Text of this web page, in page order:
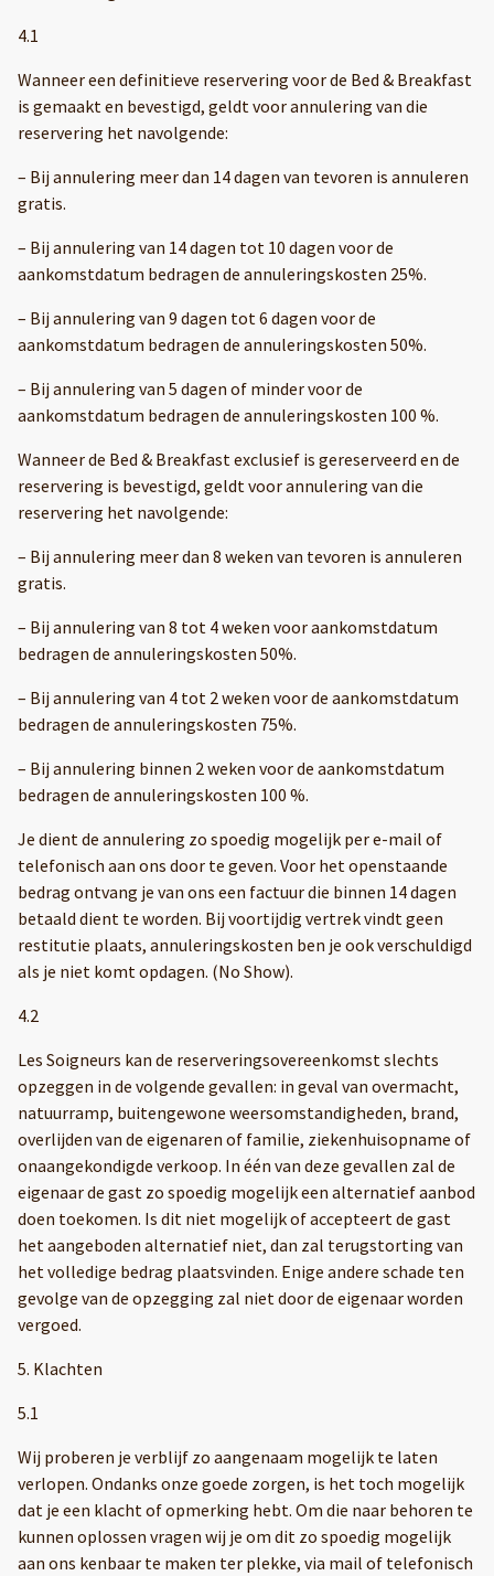
4.1
Wanneer een definitieve reservering voor de Bed & Breakfast
is gemaakt en bevestigd, geldt voor annulering van die
reservering het navolgende:
– Bij annulering meer dan 14 dagen van tevoren is annuleren
gratis.
– Bij annulering van 14 dagen tot 10 dagen voor de
aankomstdatum bedragen de annuleringskosten 25%.
– Bij annulering van 9 dagen tot 6 dagen voor de
aankomstdatum bedragen de annuleringskosten 50%.
– Bij annulering van 5 dagen of minder voor de
aankomstdatum bedragen de annuleringskosten 100 %.
Wanneer de Bed & Breakfast exclusief is gereserveerd en de
reservering is bevestigd, geldt voor annulering van die
reservering het navolgende:
– Bij annulering meer dan 8 weken van tevoren is annuleren
gratis.
– Bij annulering van 8 tot 4 weken voor aankomstdatum
bedragen de annuleringskosten 50%.
– Bij annulering van 4 tot 2 weken voor de aankomstdatum
bedragen de annuleringskosten 75%.
– Bij annulering binnen 2 weken voor de aankomstdatum
bedragen de annuleringskosten 100 %.
Je dient de annulering zo spoedig mogelijk per e-mail of
telefonisch aan ons door te geven. Voor het openstaande
bedrag ontvang je van ons een factuur die binnen 14 dagen
betaald dient te worden. Bij voortijdig vertrek vindt geen
restitutie plaats, annuleringskosten ben je ook verschuldigd
als je niet komt opdagen. (No Show).
4.2
Les Soigneurs kan de reserveringsovereenkomst slechts
opzeggen in de volgende gevallen: in geval van overmacht,
natuurramp, buitengewone weersomstandigheden, brand,
overlijden van de eigenaren of familie, ziekenhuisopname of
onaangekondigde verkoop. In één van deze gevallen zal de
eigenaar de gast zo spoedig mogelijk een alternatief aanbod
doen toekomen. Is dit niet mogelijk of accepteert de gast
het aangeboden alternatief niet, dan zal terugstorting van
het volledige bedrag plaatsvinden. Enige andere schade ten
gevolge van de opzegging zal niet door de eigenaar worden
vergoed.
5. Klachten
5.1
Wij proberen je verblijf zo aangenaam mogelijk te laten
verlopen. Ondanks onze goede zorgen, is het toch mogelijk
dat je een klacht of opmerking hebt. Om die naar behoren te
kunnen oplossen vragen wij je om dit zo spoedig mogelijk
aan ons kenbaar te maken ter plekke, via mail of telefonisch